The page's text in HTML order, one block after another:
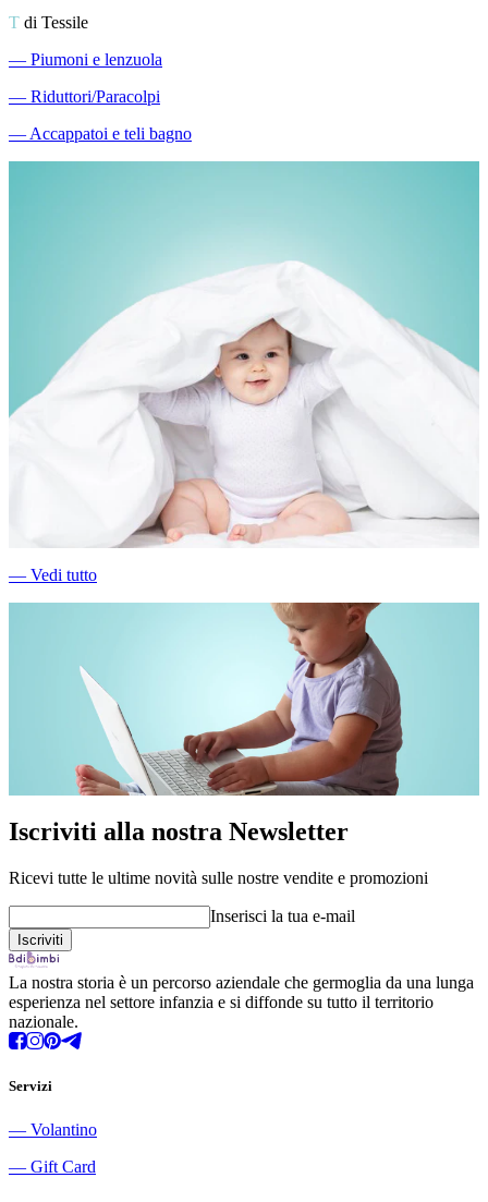
T di Tessile
― Piumoni e lenzuola
― Riduttori/Paracolpi
―Accappatoi e teli bagno
― Vedi tutto
Iscriviti alla nostra Newsletter
Ricevi tutte le ultime novità sulle nostre vendite e promozioni
Inserisci la tua e-mail
La nostra storia è un percorso aziendale che germoglia da una lunga
esperienza nel settore infanzia e si diffonde su tutto il territorio
nazionale.
Servizi
― Volantino
― Gift Card